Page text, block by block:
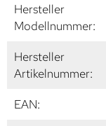
Hersteller
Modellnummer:
Hersteller
Artikelnummer:
EAN: